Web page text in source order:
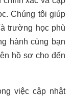
Chúng tôi giúp
trường học phù
hành cùng bạn
hồ sơ cho đến
việc cập nhật